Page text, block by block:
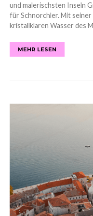
und malerischsten Inseln
für Schnorchler. Mit
kristallklaren Wasser des
MEHR LESEN